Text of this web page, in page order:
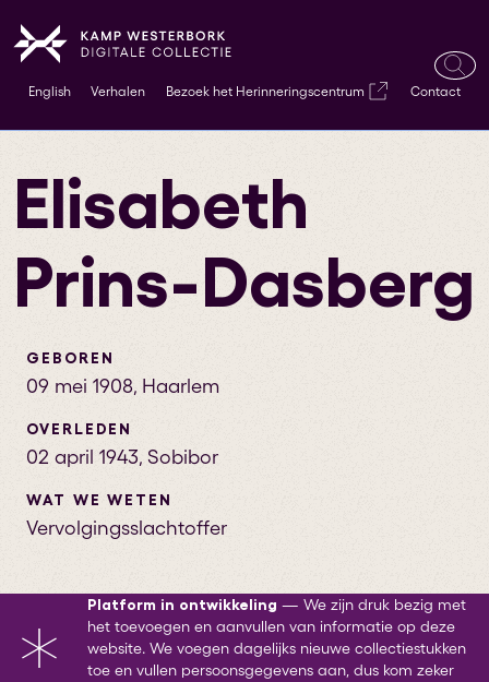
English Verhalen Bezoek het Herinneringscentrum Contact
Elisabeth
Prins-Dasberg
GEBOREN
09 mei 1908, Haarlem
OVERLEDEN
02 april 1943, Sobibor
WAT WE WETEN
Vervolgingsslachtoffer
Platform in ontwikkeling — We zijn druk bezig met
het toevoegen en aanvullen van informatie op deze
website. We voegen dagelijks nieuwe collectiestukken
toe en vullen persoonsgegevens aan, dus kom zeker